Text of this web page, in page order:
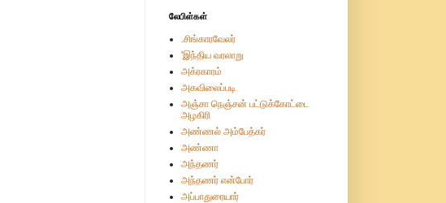
லேபிள்கள்
.சிங்காரவேலர்
'இந்திய வரலாறு
அக்ரகாரம்
அகவிலைப்படி
அஞ்சா நெஞ்சன் பட்டுக்கோட்டை
அழகிரி
அண்ணல் அம்பேத்கர்
அண்ணா
அந்தணர்
அந்தணர் என்போர்
அப்பாதுரையார்